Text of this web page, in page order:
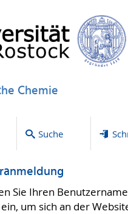
Chemie
Suche
Sie Ihren
um sich an der